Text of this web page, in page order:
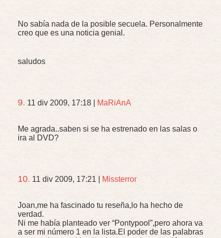
No sabía nada de la posible secuela. Personalmente
creo que es una noticia genial.
saludos
9. 11 div 2009, 17:18 MaRiAnA
Me agrada..saben si se ha estrenado en las salas o
ira al
DVD?
10. 11 div 2009, 17:21 Missterror
Joan,me ha fascinado tu reseña,lo ha hecho de
verdad.
Ni me había planteado ver “Pontypool”,pero ahora va
a ser mi número 1 en la lista.El poder de las palabras